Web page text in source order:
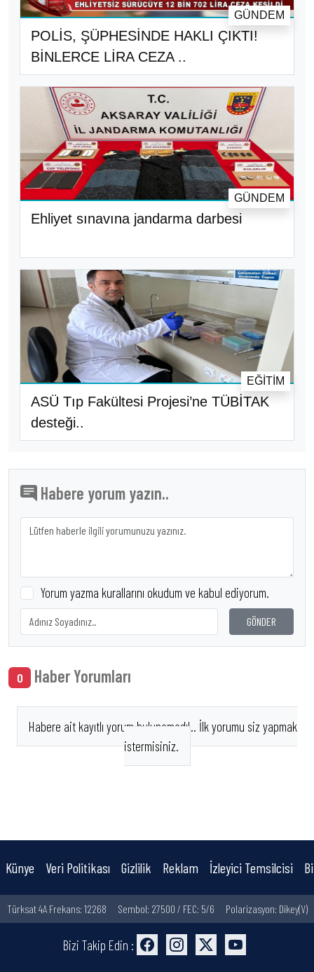
POLİS, ŞÜPHESİNDE HAKLI ÇIKTI!
BİNLERCE LİRA CEZA ..
GÜNDEM
Ehliyet sınavına jandarma darbesi
GÜNDEM
ASÜ Tıp Fakültesi Projesi’ne TÜBİTAK
desteği..
EĞITIM
Habere yorum yazın..
Yorum yazma kurallarını okudum ve kabul ediyorum.
GÖNDER
0 Haber Yorumları
Habere ait kayıtlı yorum bulunamadı!.. İlk yorumu siz yapmak
istermisiniz.
Künye Veri Politikası Gizlilik Reklam İzleyici Temsilcisi
Türksat 4A Frekans: 12268 Sembol: 27500 / FEC: 5/6 Polarizasyon: Dikey(V)
Bizi Takip Edin :